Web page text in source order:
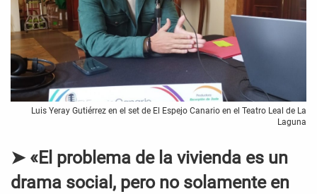
Luis Yeray Gutiérrez en el set de El Espejo Canario en el Teatro Leal de La
Laguna
➤ «El problema de la vivienda es un
drama social, pero no solamente en